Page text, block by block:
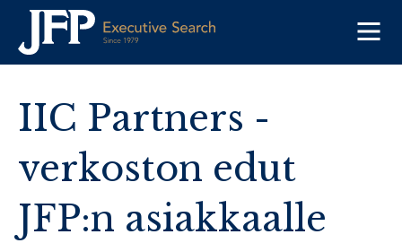
Skip
content
IIC Partners -
verkoston edut
JFP:n asiakkaalle